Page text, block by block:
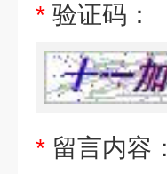
* 验证码：
* 留言内容：